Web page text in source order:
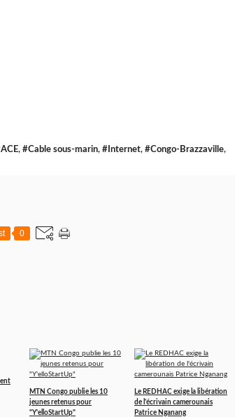
, #Cable sous-marin, #Internet, #Congo-Brazzaville,
0
MTN Congo publie les 10
jeunes retenus pour
"Y'elloStartUp"
Le REDHAC exige la libération
de l'écrivain camerounais
Patrice Nganang